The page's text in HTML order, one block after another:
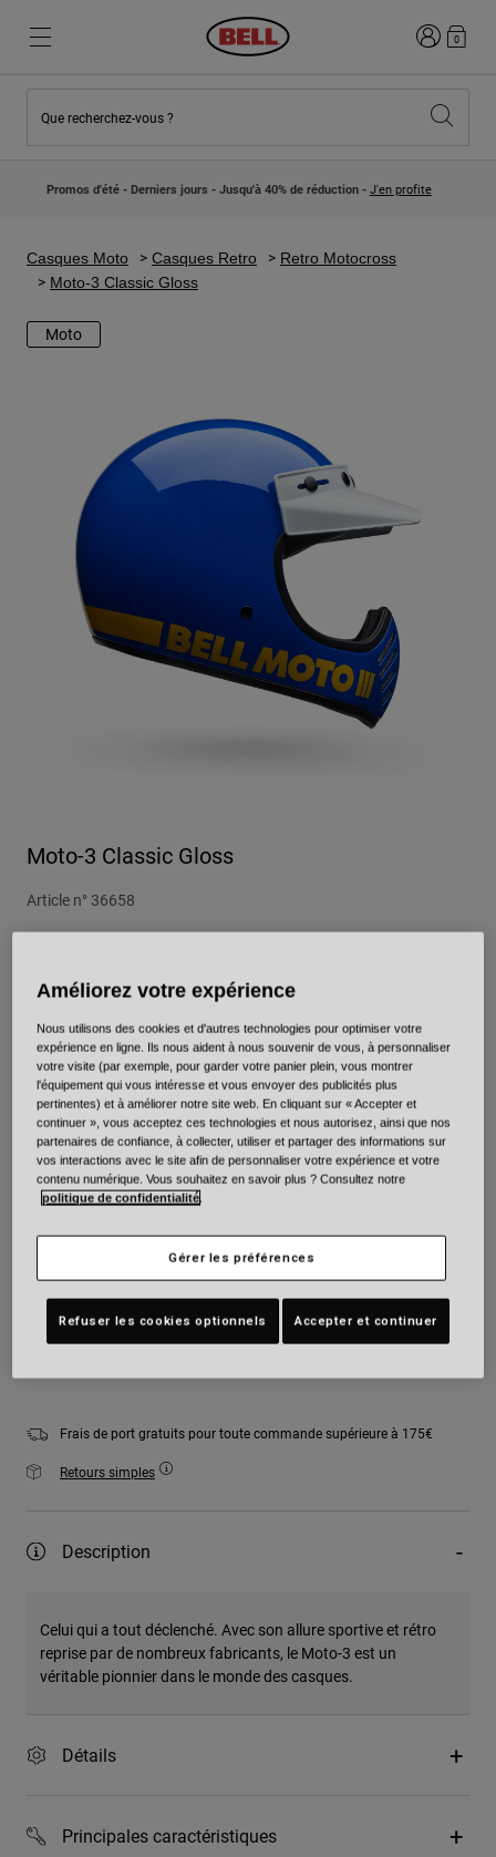
Nouveautés
Casques Motocross Enfant
Lifestyle
Motocross
Pièces détachées
Nouveautés
Lifestyle
Explorez Bike
Route et Gravel
Pièces détachées
Connexion
0
Que recherchez-vous ?
Promos d'été - Derniers jours - Jusqu'à 40% de réduction - J'en profite
Casques Moto Casques Retro
Retro Motocross
Moto-3 Classic Gloss
Moto
Moto-3 Classic Gloss
Article n° 36658
Couleur -Bleu
sélectionné
Taille
L XL
Ajouter au panier
Frais de port gratuits pour toute commande supérieure à 175€
Retours simples
Description
Celui qui a tout déclenché. Avec son allure sportive et rétro
reprise par de nombreux fabricants, le Moto-3 est un
véritable pionnier dans le monde des casques.
Détails
Principales caractéristiques
Améliorez votre expérience
Nous utilisons des cookies et d'autres technologies pour optimiser votre
expérience en ligne. Ils nous aident à nous souvenir de vous, à personnaliser
votre visite (par exemple, pour garder votre panier plein, vous montrer
l'équipement qui vous intéresse et vous envoyer des publicités plus
pertinentes) et à améliorer notre site web. En cliquant sur « Accepter et
continuer », vous acceptez ces technologies et nous autorisez, ainsi que nos
partenaires de confiance, à collecter, utiliser et partager des informations sur
vos interactions avec le site afin de personnaliser votre expérience et votre
contenu numérique. Vous souhaitez en savoir plus ? Consultez notre
politique de confidentialité
Gérer les préférences
Refuser les cookies optionnels Accepter et continuer